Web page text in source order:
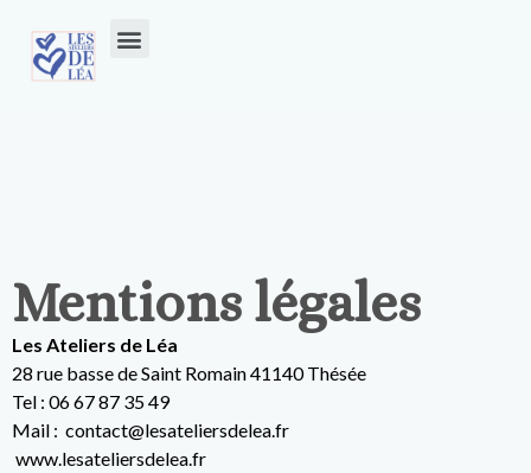
Mentions légales
Les Ateliers de Léa
28 rue basse de Saint Romain 41140 Thésée
Tel : 06 67 87 35 49
Mail : contact@lesateliersdelea.fr
www.lesateliersdelea.fr